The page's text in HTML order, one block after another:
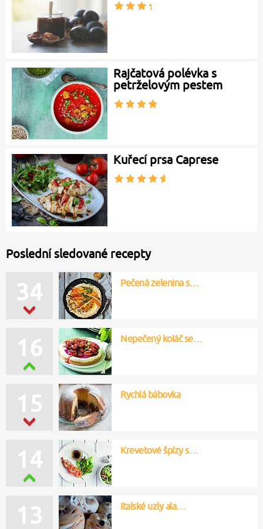
Rajčatová polévka s
petrželovým pestem
Kuřecí prsa Caprese
Poslední sledované recepty
34 Pečená zelenina s…
15 Rychlá bábovka
16 Nepečený koláč se…
13 Italské uzly ala…
14 Krevetové špízy s…